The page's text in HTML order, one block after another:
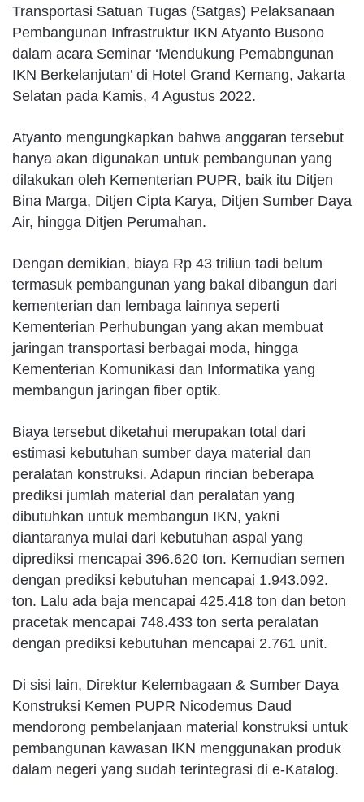
Transportasi Satuan Tugas (Satgas) Pelaksanaan
Pembangunan Infrastruktur IKN Atyanto Busono
dalam acara Seminar ‘Mendukung Pemabngunan
IKN Berkelanjutan’ di Hotel Grand Kemang, Jakarta
Selatan pada Kamis, 4 Agustus 2022.
Atyanto mengungkapkan bahwa anggaran tersebut
hanya akan digunakan untuk pembangunan yang
dilakukan oleh Kementerian PUPR, baik itu Ditjen
Bina Marga, Ditjen Cipta Karya, Ditjen Sumber Daya
Air, hingga Ditjen Perumahan.
Dengan demikian, biaya Rp 43 triliun tadi belum
termasuk pembangunan yang bakal dibangun dari
kementerian dan lembaga lainnya seperti
Kementerian Perhubungan yang akan membuat
jaringan transportasi berbagai moda, hingga
Kementerian Komunikasi dan Informatika yang
membangun jaringan fiber optik.
Biaya tersebut diketahui merupakan total dari
estimasi kebutuhan sumber daya material dan
peralatan konstruksi. Adapun rincian beberapa
prediksi jumlah material dan peralatan yang
dibutuhkan untuk membangun IKN, yakni
diantaranya mulai dari kebutuhan aspal yang
diprediksi mencapai 396.620 ton. Kemudian semen
dengan prediksi kebutuhan mencapai 1.943.092.
ton. Lalu ada baja mencapai 425.418 ton dan beton
pracetak mencapai 748.433 ton serta peralatan
dengan prediksi kebutuhan mencapai 2.761 unit.
Di sisi lain, Direktur Kelembagaan & Sumber Daya
Konstruksi Kemen PUPR Nicodemus Daud
mendorong pembelanjaan material konstruksi untuk
pembangunan kawasan IKN menggunakan produk
dalam negeri yang sudah terintegrasi di e-Katalog.